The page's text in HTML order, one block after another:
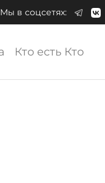
Мы в соцсетях:
Кто есть Кто